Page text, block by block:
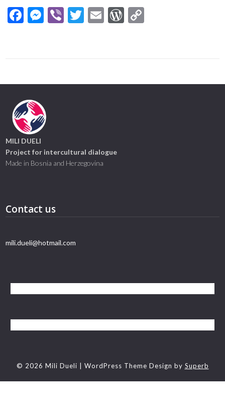
Facebook
Messenger
ViberTwitter
EmailWordPress
MILI DUELI
Project for intercultural dialogue
Made in Bosnia and Herzegovina
Contact us
mili.dueli@hotmail.com
© 2026 Mili Dueli | WordPress Theme Design by Superb